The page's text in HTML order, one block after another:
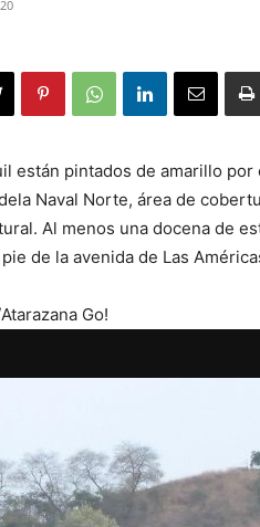
están pintados de amarillo
Naval Norte, área de
Al menos una docena de
de la avenida de Las
Go!